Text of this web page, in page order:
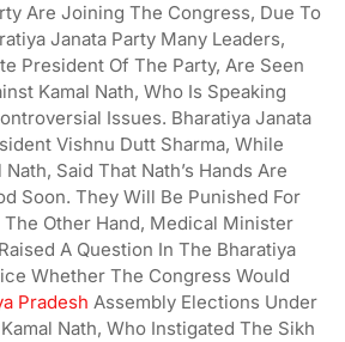
Are Joining The Congress, Due To
Janata Party Many Leaders,
President Of The Party, Are Seen
Kamal Nath, Who Is Speaking
Issues. Bharatiya Janata
Vishnu Dutt Sharma, While
Said That Nath’s Hands Are
Soon. They Will Be Punished For
Other Hand, Medical Minister
A Question In The Bharatiya
Whether The Congress Would
Pradesh Assembly Elections Under
Nath, Who Instigated The Sikh